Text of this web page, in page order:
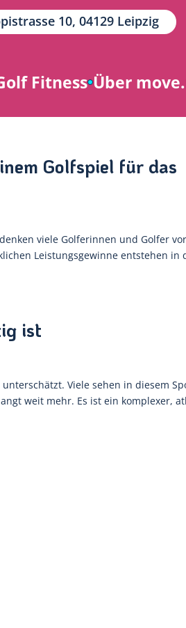
10, 04129 Leipzig
Fitness Über
Golfspiel für das
viele Golferinnen und Golfer
Leistungsgewinne entstehen in
ist
Viele sehen in diesem
weit mehr. Es ist ein komplexer,